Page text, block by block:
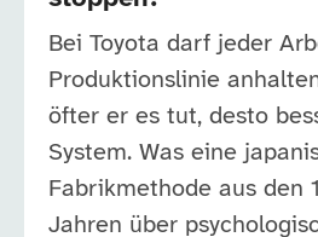
Bei Toyota darf jeder
Produktionslinie
öfter er es tut, desto
System. Was eine
Fabrikmethode aus den
Jahren über